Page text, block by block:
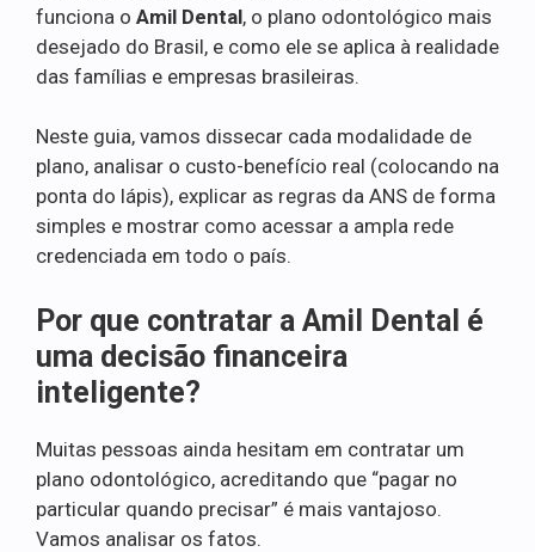
funciona o Amil Dental, o plano odontológico mais
desejado do Brasil, e como ele se aplica à realidade
das famílias e empresas brasileiras.
Neste guia, vamos dissecar cada modalidade de
plano, analisar o custo-benefício real (colocando na
ponta do lápis), explicar as regras da ANS de forma
simples e mostrar como acessar a ampla rede
credenciada em todo o país.
Por que contratar a Amil Dental é
uma decisão financeira
inteligente?
Muitas pessoas ainda hesitam em contratar um
plano odontológico, acreditando que “pagar no
particular quando precisar” é mais vantajoso.
Vamos analisar os fatos.